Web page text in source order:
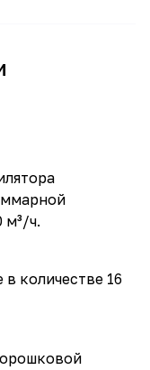
м³/ч.
количестве 16